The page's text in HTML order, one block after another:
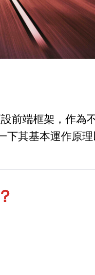
設前端框架，作為
下其基本運作原